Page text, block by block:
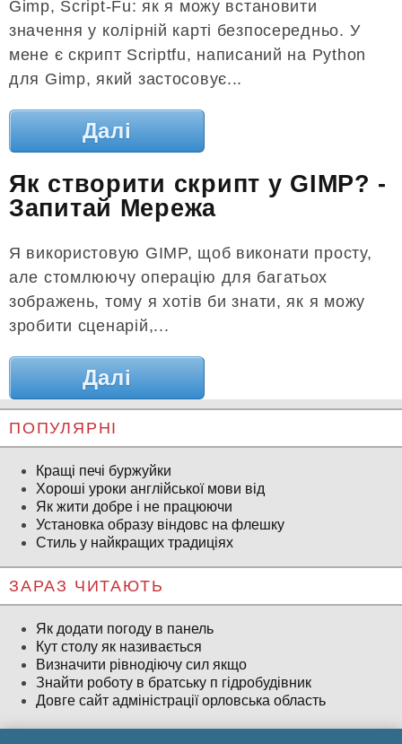
Gimp, Script-Fu: як я можу встановити
значення у колірній карті безпосередньо. У
мене є скрипт Scriptfu, написаний на Python
для Gimp, який застосовує...
Далі
Як створити скрипт у GIMP? -
Запитай Мережа
Я використовую GIMP, щоб виконати просту,
але стомлюючу операцію для багатьох
зображень, тому я хотів би знати, як я можу
зробити сценарій,...
Далі
ПОПУЛЯРНІ
Кращі печі буржуйки
Хороші уроки англійської мови від
Як жити добре і не працюючи
Установка образу віндовс на флешку
Стиль у найкращих традиціях
ЗАРАЗ ЧИТАЮТЬ
Як додати погоду в панель
Кут столу як називається
Визначити рівнодіючу сил якщо
Знайти роботу в братську п гідробудівник
Довге сайт адміністрації орловська область